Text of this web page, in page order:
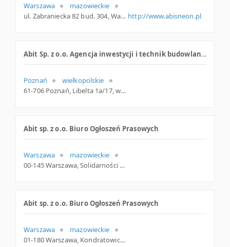
Warszawa
mazowieckie
ul. Zabraniecka 82 bud. 304, Warszawa http://www.abisneon.pl
Abit Sp. z o.o. Agencja inwestycji i technik budowlanych
Poznań
wielkopolskie
61-706 Poznań, Libelta 1a/17, woj. Wielkopolskie, pow. Poznań, gm. Poznań
Abit sp. z o.o. Biuro Ogłoszeń Prasowych
Warszawa
mazowieckie
00-145 Warszawa, Solidarności 78/paw.4, mazowieckie
Abit sp. z o.o. Biuro Ogłoszeń Prasowych
Warszawa
mazowieckie
01-180 Warszawa, Kondratowicza 25, mazowieckie